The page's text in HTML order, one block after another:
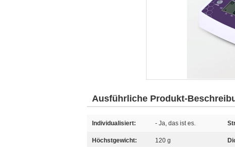
Ausführliche Produkt-
Individualisiert: - Ja, das ist es.
Höchstgewicht: 120 g